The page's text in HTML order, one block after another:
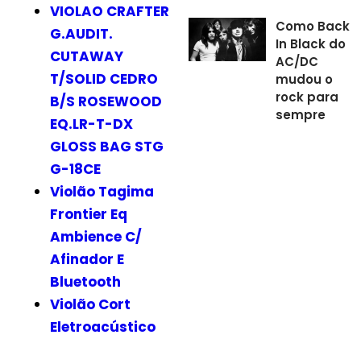
VIOLAO CRAFTER
G.AUDIT.
CUTAWAY
T/SOLID CEDRO
B/S ROSEWOOD
EQ.LR-T-DX
GLOSS BAG STG
G-18CE
Violão Tagima
Frontier Eq
Ambience C/
Afinador E
Bluetooth
Violão Cort
Eletroacústico
Como Back
In Black do
AC/DC
mudou o
rock para
sempre